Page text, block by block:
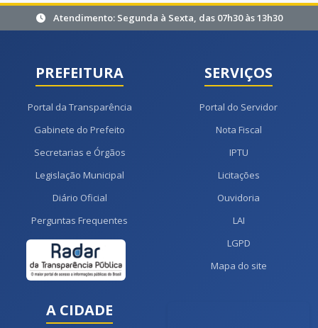
Atendimento: Segunda à Sexta, das 07h30 às 13h30
PREFEITURA
Portal da Transparência
Gabinete do Prefeito
Secretarias e Órgãos
Legislação Municipal
Diário Oficial
Perguntas Frequentes
SERVIÇOS
Portal do Servidor
Nota Fiscal
IPTU
Licitações
Ouvidoria
LAI
LGPD
Mapa do site
A CIDADE